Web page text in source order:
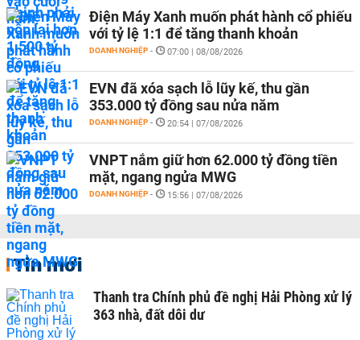
Điện Máy Xanh muốn phát hành cổ phiếu
với tỷ lệ 1:1 để tăng thanh khoản
DOANH NGHIỆP - 07:00 | 08/08/2026
EVN đã xóa sạch lỗ lũy kế, thu gần
353.000 tỷ đồng sau nửa năm
DOANH NGHIỆP - 20:54 | 07/08/2026
VNPT nắm giữ hơn 62.000 tỷ đồng tiền
mặt, ngang ngửa MWG
DOANH NGHIỆP - 15:56 | 07/08/2026
Tin mới
Thanh tra Chính phủ đề nghị Hải Phòng xử lý
363 nhà, đất dôi dư